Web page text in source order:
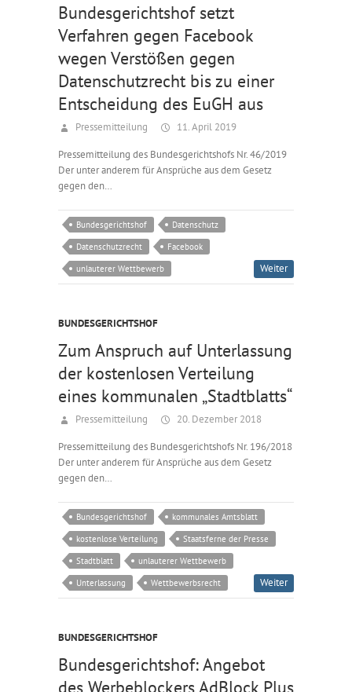
Bundesgerichtshof setzt
Verfahren gegen Facebook
wegen Verstößen gegen
Datenschutzrecht bis zu einer
Entscheidung des EuGH aus
Pressemitteilung 11. April 2019
Pressemitteilung des Bundesgerichtshofs Nr. 46/2019
Der unter anderem für Ansprüche aus dem Gesetz
gegen den…
Bundesgerichtshof
Datenschutz
Datenschutzrecht
Facebook
unlauterer Wettbewerb
Weiter
BUNDESGERICHTSHOF
Zum Anspruch auf Unterlassung
der kostenlosen Verteilung
eines kommunalen „Stadtblatts“
Pressemitteilung 20. Dezember 2018
Pressemitteilung des Bundesgerichtshofs Nr. 196/2018
Der unter anderem für Ansprüche aus dem Gesetz
gegen den…
Bundesgerichtshof
kommunales Amtsblatt
kostenlose Verteilung
Staatsferne der Presse
Stadtblatt
unlauterer Wettbewerb
Unterlassung
Wettbewerbsrecht Weiter
BUNDESGERICHTSHOF
Bundesgerichtshof: Angebot
des Werbeblockers AdBlock Plus